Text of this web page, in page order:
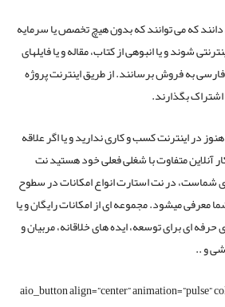
دانند که می توانند که بدون هیچ تخصص یا سرمایه
شوند و یا انبوهی از کتاب، مقاله و یا فایلهای
فارسی به فروش برسانند. از طریق اینترنت پروژه
اشتراک بگذارند.
در اینترنت کسب و کاری ندارید و یا اگر علاقه
آنلاین متفاوت با شغلی فعلی خود هستید نت
شماست، در نت استارت انواع امکانات در سطوح
معرفی میشود. مجموعه ای از امکانات رایگان و یا
ای برای توسعه، ایده های خلاقانه، مربیان و
و ..
[aio_button align=”center” animation=”pulse”